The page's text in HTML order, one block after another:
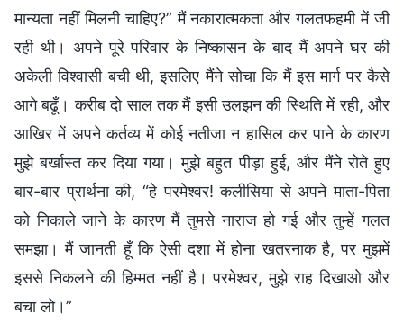
मान्यता नहीं मिलनी चाहिए?” मैं नकारात्मकता और गलतफहमी में जी
रही थी। अपने पूरे परिवार के निष्कासन के बाद मैं अपने घर की
अकेली विश्वासी बची थी, इसलिए मैंने सोचा कि मैं इस मार्ग पर कैसे
आगे बढूँ। करीब दो साल तक मैं इसी उलझन की स्थिति में रही, और
आखिर में अपने कर्तव्य में कोई नतीजा न हासिल कर पाने के कारण
मुझे बर्खास्त कर दिया गया। मुझे बहुत पीड़ा हुई, और मैंने रोते हुए
बार-बार प्रार्थना की, “हे परमेश्वर! कलीसिया से अपने माता-पिता
को निकाले जाने के कारण मैं तुमसे नाराज हो गई और तुम्हें गलत
समझा। मैं जानती हूँ कि ऐसी दशा में होना खतरनाक है, पर मुझमें
इससे निकलने की हिम्मत नहीं है। परमेश्वर, मुझे राह दिखाओ और
बचा लो।”